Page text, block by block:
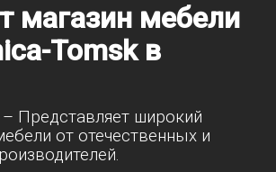
магазин мебели
Tomsk в
Представляет широкий
от отечественных и